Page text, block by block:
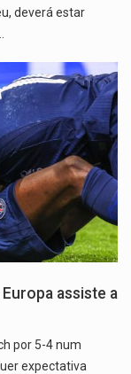
deverá estar
assiste a
por 5-4 num
expectativa